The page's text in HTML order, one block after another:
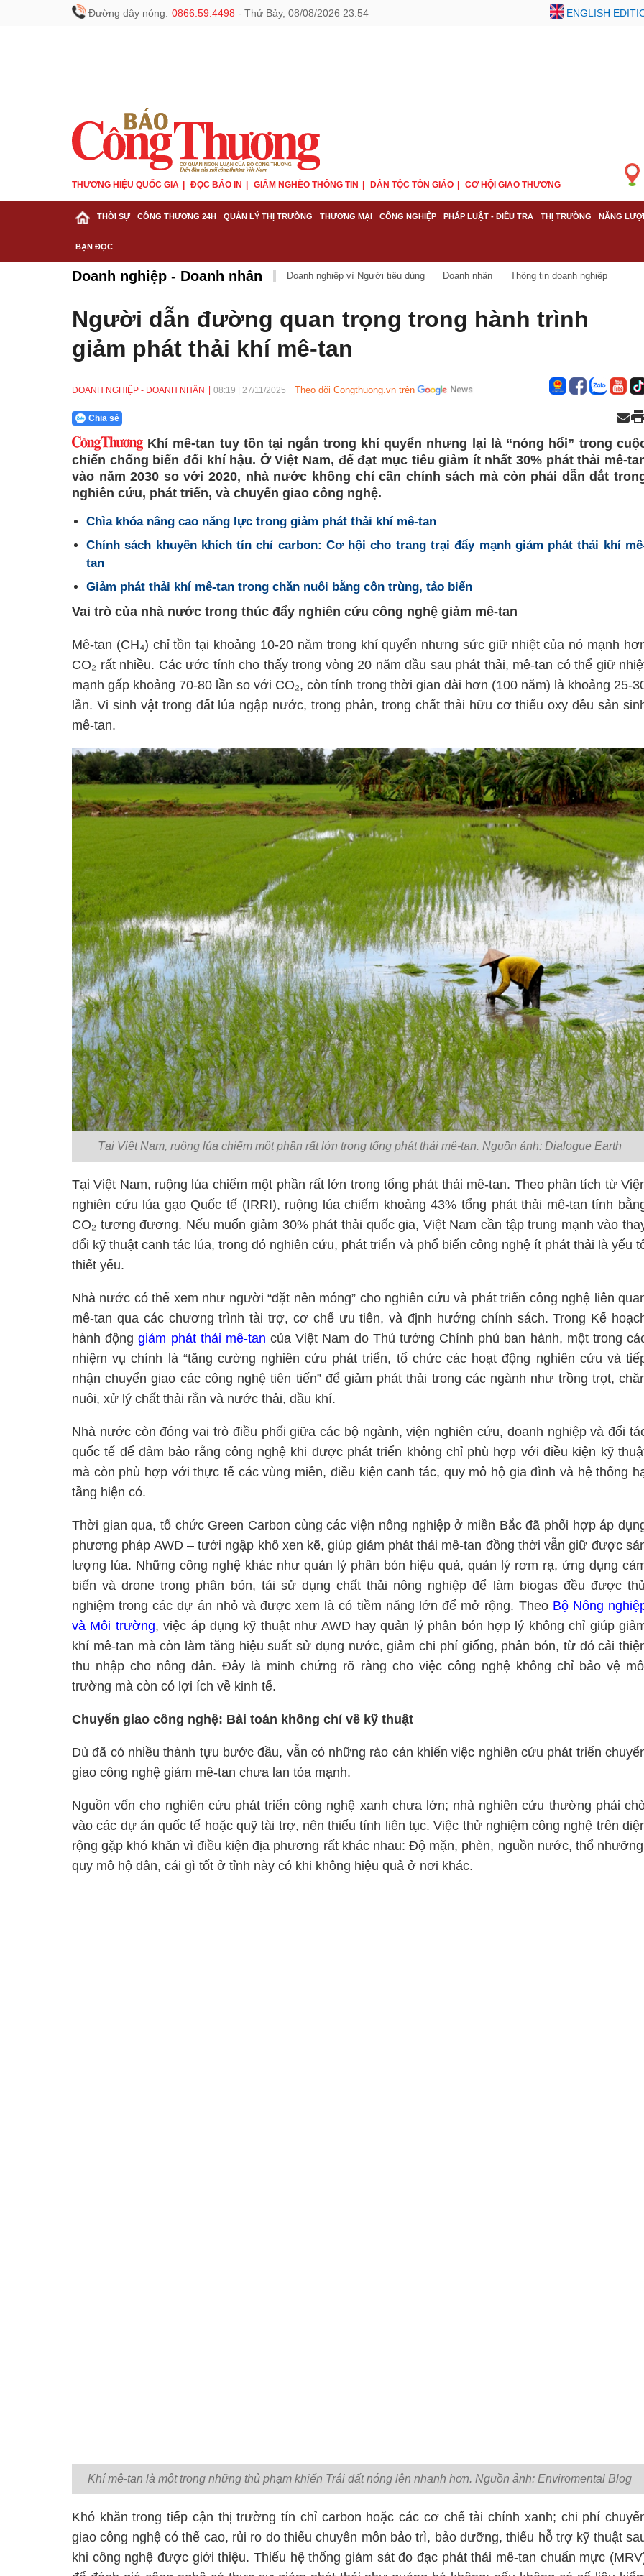
Đường dây nóng: 0866.59.4498 - Thứ Bảy, 08/08/2026 23:54 ENGLISH
THƯƠNG HIỆU QUỐC GIA ĐỌC BÁO IN GIẢM NGHÈO THÔNG TIN DÂN TỘC TÔN GIÁO CƠ HỘI GIAO THƯƠNG
THỜI SỰ CÔNG THƯƠNG 24H QUẢN LÝ THỊ TRƯỜNG THƯƠNG MẠI CÔNG NGHIỆP PHÁP LUẬT - ĐIỀU TRA THỊ TRƯỜNG NĂNG
BẠN ĐỌC
Doanh nghiệp - Doanh nhân Doanh nghiệp vì Người tiêu dùng Doanh nhân Thông tin doanh nghiệp
Người dẫn đường quan trọng trong hành trình
giảm phát thải khí mê-tan
DOANH NGHIỆP - DOANH NHÂN 08:19 27/11/2025 Theo dõi Congthuong.vn trên
Chia sẻ
Khí mê-tan tuy tồn tại ngắn trong khí quyển nhưng lại là “nóng hổi” trong
chiến chống biến đổi khí hậu. Ở Việt Nam, để đạt mục tiêu giảm ít nhất 30% phát thải mê-
vào năm 2030 so với 2020, nhà nước không chỉ cần chính sách mà còn phải dẫn dắt
nghiên cứu, phát triển, và chuyển giao công nghệ.
Chìa khóa nâng cao năng lực trong giảm phát thải khí mê-tan
Chính sách khuyến khích tín chỉ carbon: Cơ hội cho trang trại đẩy mạnh giảm phát thải khí
tan
Giảm phát thải khí mê-tan trong chăn nuôi bằng côn trùng, tảo biển
Vai trò của nhà nước trong thúc đẩy nghiên cứu công nghệ giảm mê-tan
Mê-tan (CH₄) chỉ tồn tại khoảng 10-20 năm trong khí quyển nhưng sức giữ nhiệt của nó mạnh
CO₂ rất nhiều. Các ước tính cho thấy trong vòng 20 năm đầu sau phát thải, mê-tan có thể giữ
mạnh gấp khoảng 70-80 lần so với CO₂, còn tính trong thời gian dài hơn (100 năm) là khoảng 25-
lần. Vi sinh vật trong đất lúa ngập nước, trong phân, trong chất thải hữu cơ thiếu oxy đều sản
mê-tan.
Tại Việt Nam, ruộng lúa chiếm một phần rất lớn trong tổng phát thải mê-tan. Nguồn ảnh: Dialogue Earth
Tại Việt Nam, ruộng lúa chiếm một phần rất lớn trong tổng phát thải mê-tan. Theo phân tích từ
nghiên cứu lúa gạo Quốc tế (IRRI), ruộng lúa chiếm khoảng 43% tổng phát thải mê-tan tính
CO₂ tương đương. Nếu muốn giảm 30% phát thải quốc gia, Việt Nam cần tập trung mạnh vào
đổi kỹ thuật canh tác lúa, trong đó nghiên cứu, phát triển và phổ biến công nghệ ít phát thải là yếu
thiết yếu.
Nhà nước có thể xem như người “đặt nền móng” cho nghiên cứu và phát triển công nghệ liên
mê-tan qua các chương trình tài trợ, cơ chế ưu tiên, và định hướng chính sách. Trong Kế
hành độnggiảm phát thải mê-tan của Việt Nam do Thủ tướng Chính phủ ban hành, một trong
nhiệm vụ chính là “tăng cường nghiên cứu phát triển, tổ chức các hoạt động nghiên cứu và
nhận chuyển giao các công nghệ tiên tiến” để giảm phát thải trong các ngành như trồng trọt,
nuôi, xử lý chất thải rắn và nước thải, dầu khí.
Nhà nước còn đóng vai trò điều phối giữa các bộ ngành, viện nghiên cứu, doanh nghiệp và đối
quốc tế để đảm bảo rằng công nghệ khi được phát triển không chỉ phù hợp với điều kiện kỹ
mà còn phù hợp với thực tế các vùng miền, điều kiện canh tác, quy mô hộ gia đình và hệ thống
tầng hiện có.
Thời gian qua, tổ chức Green Carbon cùng các viện nông nghiệp ở miền Bắc đã phối hợp áp
phương pháp AWD – tưới ngập khô xen kẽ, giúp giảm phát thải mê-tan đồng thời vẫn giữ được
lượng lúa. Những công nghệ khác như quản lý phân bón hiệu quả, quản lý rơm rạ, ứng dụng
biến và drone trong phân bón, tái sử dụng chất thải nông nghiệp để làm biogas đều được
nghiệm trong các dự án nhỏ và được xem là có tiềm năng lớn để mở rộng. Theo Bộ Nông
và Môi trường, việc áp dụng kỹ thuật như AWD hay quản lý phân bón hợp lý không chỉ giúp
khí mê-tan mà còn làm tăng hiệu suất sử dụng nước, giảm chi phí giống, phân bón, từ đó cải
thu nhập cho nông dân. Đây là minh chứng rõ ràng cho việc công nghệ không chỉ bảo vệ
trường mà còn có lợi ích về kinh tế.
Chuyển giao công nghệ: Bài toán không chỉ về kỹ thuật
Dù đã có nhiều thành tựu bước đầu, vẫn có những rào cản khiến việc nghiên cứu phát triển
giao công nghệ giảm mê-tan chưa lan tỏa mạnh.
Nguồn vốn cho nghiên cứu phát triển công nghệ xanh chưa lớn; nhà nghiên cứu thường phải
vào các dự án quốc tế hoặc quỹ tài trợ, nên thiếu tính liên tục. Việc thử nghiệm công nghệ trên
rộng gặp khó khăn vì điều kiện địa phương rất khác nhau: Độ mặn, phèn, nguồn nước, thổ
quy mô hộ dân, cái gì tốt ở tỉnh này có khi không hiệu quả ở nơi khác.
Khí mê-tan là một trong những thủ phạm khiến Trái đất nóng lên nhanh hơn. Nguồn ảnh: Enviromental Blog
Khó khăn trong tiếp cận thị trường tín chỉ carbon hoặc các cơ chế tài chính xanh; chi phí
giao công nghệ có thể cao, rủi ro do thiếu chuyên môn bảo trì, bảo dưỡng, thiếu hỗ trợ kỹ thuật
khi công nghệ được giới thiệu. Thiếu hệ thống giám sát đo đạc phát thải mê-tan chuẩn mực